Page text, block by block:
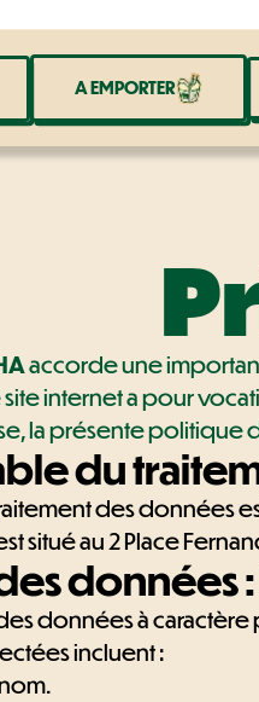
A EMPORTER
accorde une
internet a pour
la présente politique
du
des données
situé au 2 Place
données à
incluent :